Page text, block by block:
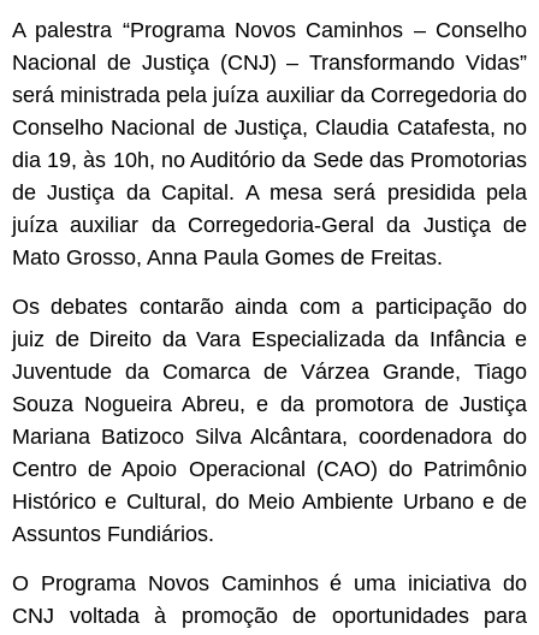
A palestra “Programa Novos Caminhos – Conselho
Nacional de Justiça (CNJ) – Transformando Vidas”
será ministrada pela juíza auxiliar da Corregedoria do
Conselho Nacional de Justiça, Claudia Catafesta, no
dia 19, às 10h, no Auditório da Sede das Promotorias
de Justiça da Capital. A mesa será presidida pela
juíza auxiliar da Corregedoria-Geral da Justiça de
Mato Grosso, Anna Paula Gomes de Freitas.
Os debates contarão ainda com a participação do
juiz de Direito da Vara Especializada da Infância e
Juventude da Comarca de Várzea Grande, Tiago
Souza Nogueira Abreu, e da promotora de Justiça
Mariana Batizoco Silva Alcântara, coordenadora do
Centro de Apoio Operacional (CAO) do Patrimônio
Histórico e Cultural, do Meio Ambiente Urbano e de
Assuntos Fundiários.
O Programa Novos Caminhos é uma iniciativa do
CNJ voltada à promoção de oportunidades para